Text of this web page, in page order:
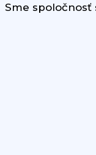
Sme spoločnosť